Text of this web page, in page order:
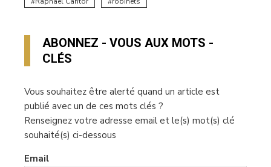
ABONNEZ - VOUS AUX MOTS -
CLÉS
Vous souhaitez être alerté quand un article est
publié avec un de ces mots clés ?
Renseignez votre adresse email et le(s) mot(s) clé
souhaité(s) ci-dessous
Email